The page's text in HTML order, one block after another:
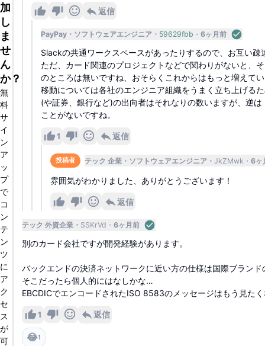
加
し
ま
せ
ん
か？
無
料
サ
イ
ン
ア
ッ
プ
で
コ
ン
テ
ン
ツ
に
ア
ク
セ
ス
が
可
返信
PayPay ソフトウェアエンジニア 59629fbb 6ヶ月前
Slackの共通ワークスペースがあったりするので、お互い
ただ、カード関連のプロジェクトなどで関わりがないと、
のところは無いですね、おそらくこれからはもっと増えて
移動については各社のエンジニア組織をうまく立ち上げる
(や証券、銀行など)の出向者はそれなりの数いますが、逆
ことがないですね。
1 返信
投稿者 テック 企業 ソフトウェアエンジニア JkZMwk 6ヶ
雰囲気がわかりました、ありがとうございます！
返信
テック 外資企業 SSKrVd 6ヶ月前
別のカード会社ですが開発経験があります。
バックエンドの決済ネットワークに近い方の仕様は国際ブラン
そこだったら個人的にはなしかな…
EBCDICでエンコードされたISO 8583のメッセージはもう見た
1 返信
😂1